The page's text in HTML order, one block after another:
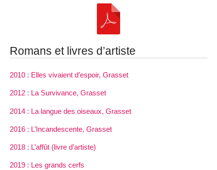
Romans et livres d’artiste
2010 : Elles vivaient d’espoir, Grasset
2012 : La Survivance, Grasset
2014 : La langue des oiseaux, Grasset
2016 : L’Incandescente, Grasset
2018 : L’affût (livre d’artiste)
2019 : Les grands cerfs